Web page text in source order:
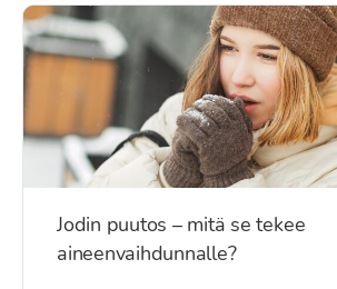
Jodin puutos – mitä se tekee
aineenvaihdunnalle?